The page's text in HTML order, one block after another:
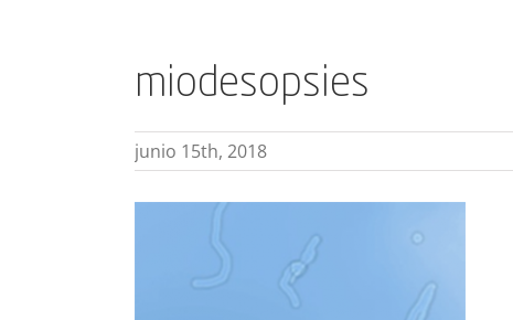
miodesopsies
junio 15th, 2018